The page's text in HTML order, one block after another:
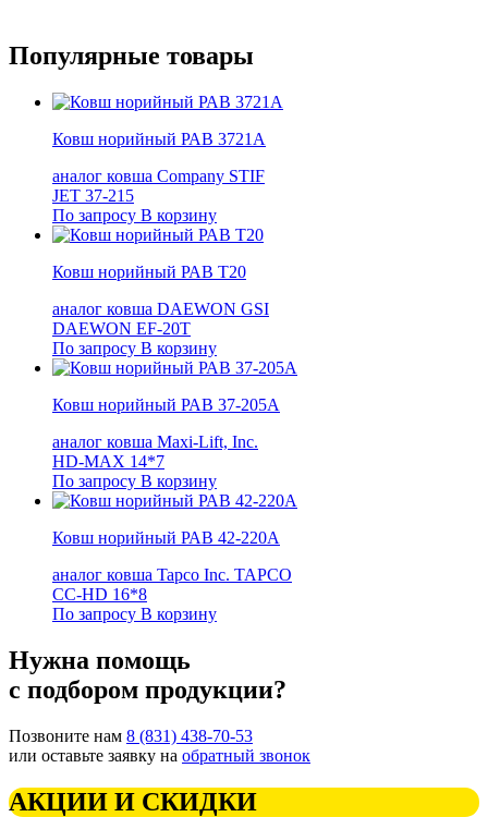
Популярные товары
Ковш норийный РАВ 3721А
аналог ковша Company STIF
JET 37-215
По запросу В корзину
Ковш норийный РАВ Т20
аналог ковша DAEWON GSI
DAEWON EF-20T
По запросу В корзину
Ковш норийный РАВ 37-205А
аналог ковша Maxi-Lift, Inc.
HD-MAX 14*7
По запросу В корзину
Ковш норийный РАВ 42-220А
аналог ковша Tapco Inc. TAPCO
CC-HD 16*8
По запросу В корзину
Нужна помощь
с подбором продукции?
Позвоните нам 8 (831) 438-70-53
или оставьте заявку на обратный звонок
АКЦИИ И СКИДКИ